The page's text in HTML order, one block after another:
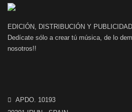
EDICIÓN, DISTRIBUCIÓN Y PUBLICIDAD
Dedícate sólo a crear tú música, de lo
nosotros!!
APDO. 10193